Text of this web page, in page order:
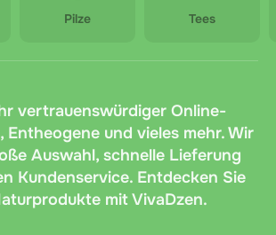
Pilze Tees
vertrauenswürdiger Online-
Entheogene und vieles mehr. Wir
Auswahl, schnelle Lieferung
Kundenservice. Entdecken Sie
mit VivaDzen.